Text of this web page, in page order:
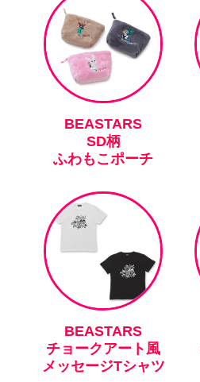
BEASTARS
SD柄
ふわもこポーチ
BEASTARS
チョークアート風
メッセージTシャツ